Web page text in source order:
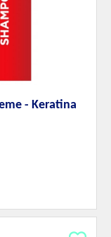
- Keratina